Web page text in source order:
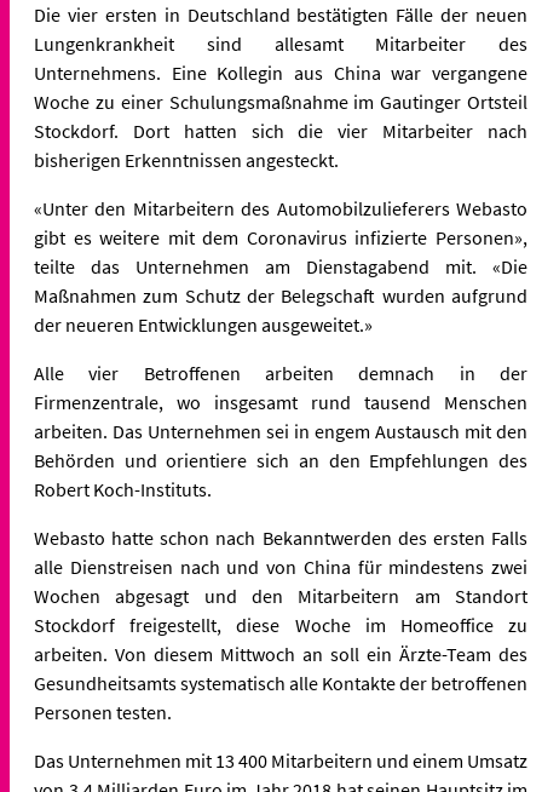
Die vier ersten in Deutschland bestätigten Fälle der neuen
Lungenkrankheit sind allesamt Mitarbeiter des
Unternehmens. Eine Kollegin aus China war vergangene
Woche zu einer Schulungsmaßnahme im Gautinger Ortsteil
Stockdorf. Dort hatten sich die vier Mitarbeiter nach
bisherigen Erkenntnissen angesteckt.
«Unter den Mitarbeitern des Automobilzulieferers Webasto
gibt es weitere mit dem Coronavirus infizierte Personen»,
teilte das Unternehmen am Dienstagabend mit. «Die
Maßnahmen zum Schutz der Belegschaft wurden aufgrund
der neueren Entwicklungen ausgeweitet.»
Alle vier Betroffenen arbeiten demnach in der
Firmenzentrale, wo insgesamt rund tausend Menschen
arbeiten. Das Unternehmen sei in engem Austausch mit den
Behörden und orientiere sich an den Empfehlungen des
Robert Koch-Instituts.
Webasto hatte schon nach Bekanntwerden des ersten Falls
alle Dienstreisen nach und von China für mindestens zwei
Wochen abgesagt und den Mitarbeitern am Standort
Stockdorf freigestellt, diese Woche im Homeoffice zu
arbeiten. Von diesem Mittwoch an soll ein Ärzte-Team des
Gesundheitsamts systematisch alle Kontakte der betroffenen
Personen testen.
Das Unternehmen mit 13 400 Mitarbeitern und einem Umsatz